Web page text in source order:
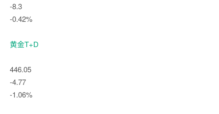
-8.3
-0.42%
黄金T+D
446.05
-4.77
-1.06%